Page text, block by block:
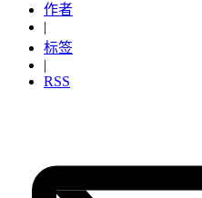
作者
|
标签
|
RSS